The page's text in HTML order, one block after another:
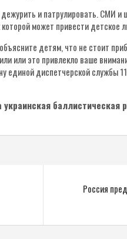
и патрулировать. СМИ и
может привести детское
детям, что не стоит
или это привлекло ваше
единой диспетчерской службы
баллистическая
Россия